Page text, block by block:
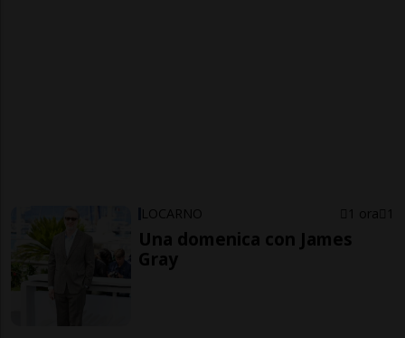
LOCARNO 1 ora 1
Una domenica con James
Gray